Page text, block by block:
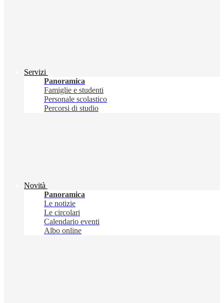
Servizi
Panoramica
Famiglie e studenti
Personale scolastico
Percorsi di studio
Novità
Panoramica
Le notizie
Le circolari
Calendario eventi
Albo online